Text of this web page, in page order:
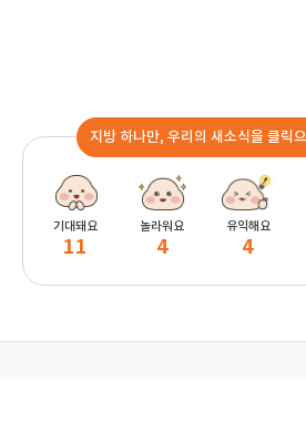
지방 하나만, 우리의 새소식을 클릭
기대돼요
11
놀라워요
4
유익해요
4